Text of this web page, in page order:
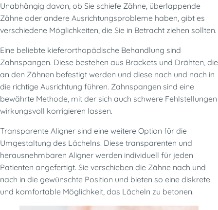
Unabhängig davon, ob Sie schiefe Zähne, überlappende
Zähne oder andere Ausrichtungsprobleme haben, gibt es
verschiedene Möglichkeiten, die Sie in Betracht ziehen sollten.
Eine beliebte kieferorthopädische Behandlung sind
Zahnspangen. Diese bestehen aus Brackets und Drähten, die
an den Zähnen befestigt werden und diese nach und nach in
die richtige Ausrichtung führen. Zahnspangen sind eine
bewährte Methode, mit der sich auch schwere Fehlstellungen
wirkungsvoll korrigieren lassen.
Transparente Aligner sind eine weitere Option für die
Umgestaltung des Lächelns. Diese transparenten und
herausnehmbaren Aligner werden individuell für jeden
Patienten angefertigt. Sie verschieben die Zähne nach und
nach in die gewünschte Position und bieten so eine diskrete
und komfortable Möglichkeit, das Lächeln zu betonen.